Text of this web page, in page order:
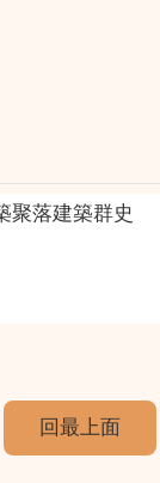
聚落建築群史
回最上面